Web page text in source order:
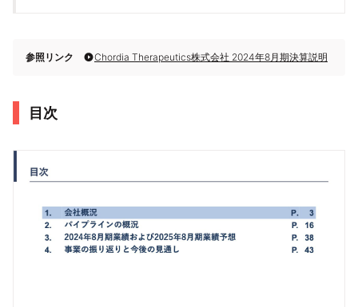
参照リンク Chordia Therapeutics株式会社 2024年8月期決算説明
目次